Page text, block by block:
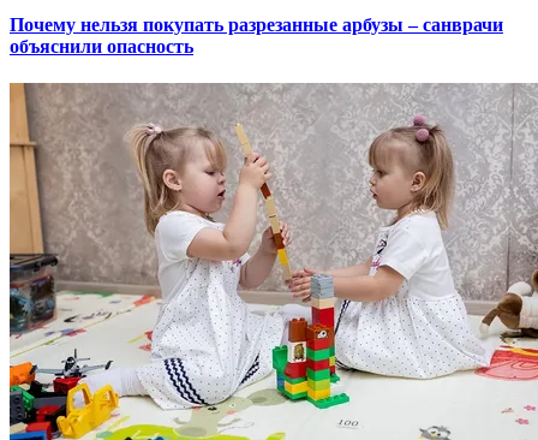
Почему нельзя покупать разрезанные арбузы – санврачи
объяснили опасность